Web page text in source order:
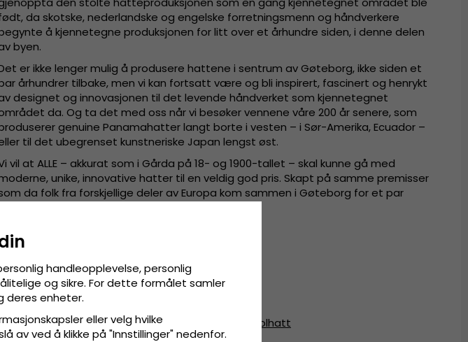
da skotske, nederlandske og engelske forretningsmenn og håndverkere
å kjennetegne produksjonen for litt over et århundre siden, i denne delen
byen.
er ikke lenger mulig å produsere hattene i sentrum av Gøteborg, ikke siden et
århundrer tilbake, men vi kan fortsatt være og bli inspirert, fascinert og henrykt
designet og innovasjonen til det levende håndverket som kjennetegnet
da. Og ta det med oss når vi besøker vennene våre 200 år senere, som
genuine Panamahatter langt borte i vesten – i Sør-Amerika, Ecuador –
til det ubegrenset kunstneriske Japan lengst øst.
vil at ALLE – akkurat som i Gårda på 18- og 1900-tallet – skal kunne gå med
unike, innovative hatter til en veldig god pris. Skapt på samme premisser
da folk fra forskjellige deler av Europa kom sammen i Gøteborg for et par
av:100 prosentpolyester.
kjent som (AKA): fedora-hatt solhatt
handleopplevelse, personlig
og sikre. For dette formålet samler
deres enheter.
eller velg hvilke
av ved å klikke på "Innstillinger" nedenfor.